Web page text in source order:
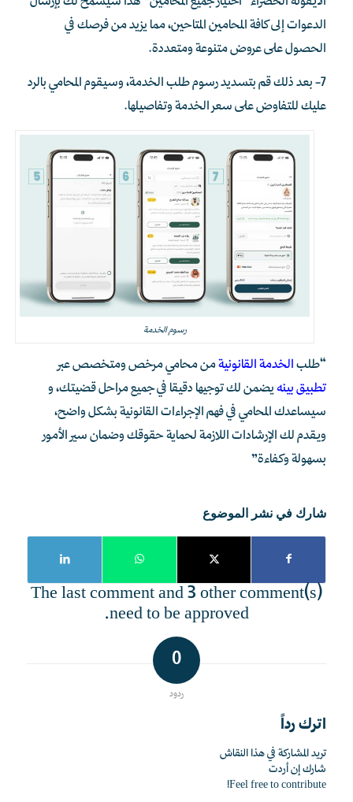
الدعوات إلى كافة المحامين المتاحين، مما يزيد من فرصك في
الحصول على عروض متنوعة ومتعددة.
7- بعد ذلك قم بتسديد رسوم طلب الخدمة، وسيقوم المحامي بالرد
عليك للتفاوض على سعر الخدمة وتفاصيلها.
رسوم الخدمة
“طلبالخدمة القانونيةمن محامي مرخص ومتخصص عبر
تطبيق بينهيضمن لك توجيها دقيقا في جميع مراحل قضيتك، و
سيساعدك المحامي في فهم الإجراءات القانونية بشكل واضح،
ويقدم لك الإرشادات اللازمة لحماية حقوقك وضمان سير الأمور
بسهولة وكفاءة”
شارك في نشر الموضوع
The last comment and 3 other comment(s)
need to be approved.
0
ردود
اترك رداً
تريد المشاركة في هذا النقاش
شارك إن أردت
Feel free to contribute!